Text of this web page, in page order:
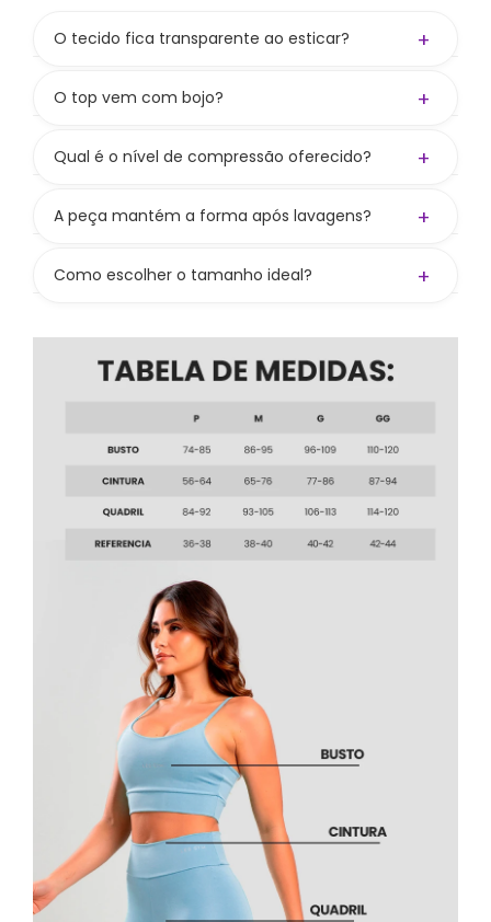
O tecido fica transparente ao esticar? +
composição84% PES / 16% PUE
O top vem com bojo? +
entrada para colocar e oferece boa
Qual é o nível de compressão oferecido? +
e mantendo liberdade nos movimentos.
A peça mantém a forma após lavagens? +
firmeza e elasticidade.
Como escolher o tamanho ideal? +
certinho.